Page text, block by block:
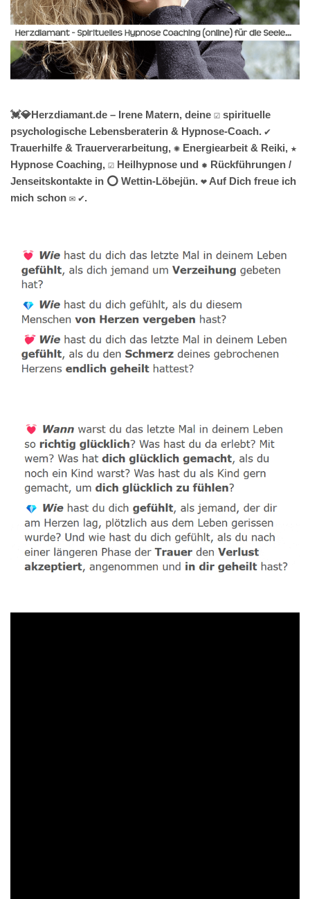
💓️💎Herzdiamant.de – Irene Matern, deine ☑️ spirituelle
psychologische Lebensberaterin & Hypnose-Coach. ✔️
Trauerhilfe & Trauerverarbeitung, ✺ Energiearbeit & Reiki, ★
Hypnose Coaching, ☑️ Heilhypnose und ✹ Rückführungen /
Jenseitskontakte in ⭕ Wettin-Löbejün. ❤ Auf Dich freue ich
mich schon ✉ ✔.